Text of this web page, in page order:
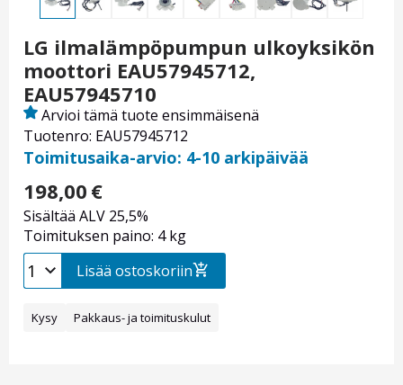
LG ilmalämpöpumpun ulkoyksikön
moottori EAU57945712,
EAU57945710
Tuotenro: EAU57945712
Arvioi tämä tuote ensimmäisenä
Toimitusaika-arvio: 4-10 arkipäivää
198,00 €
Sisältää ALV 25,5%
Toimituksen paino: 4 kg
Lisää ostoskoriin
Kysy Pakkaus- ja toimituskulut